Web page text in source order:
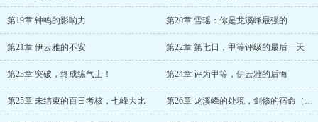
第19章 钟鸣的影响力 第20章 雪瑶：你是龙溪峰最强的
第21章 伊云雅的不安 第22章 第七日，甲等评级的最后一天
第23章 突破，终成练气士！ 第24章 评为甲等，伊云雅的后悔
第25章 未结束的百日考核，七峰大比 第26章 龙溪峰的处境，剑修的宿命（求追读）